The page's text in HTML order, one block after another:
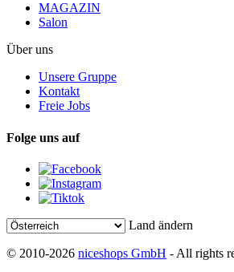
MAGAZIN
Salon
Über uns
Unsere Gruppe
Kontakt
Freie Jobs
Folge uns auf
Land ändern
© 2010-2026 niceshops GmbH - All rights